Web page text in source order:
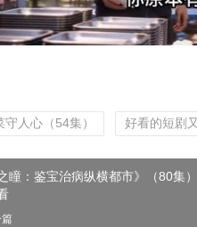
人心（54集） 好看的短剧
瞳：鉴宝治病纵横都市》（80集